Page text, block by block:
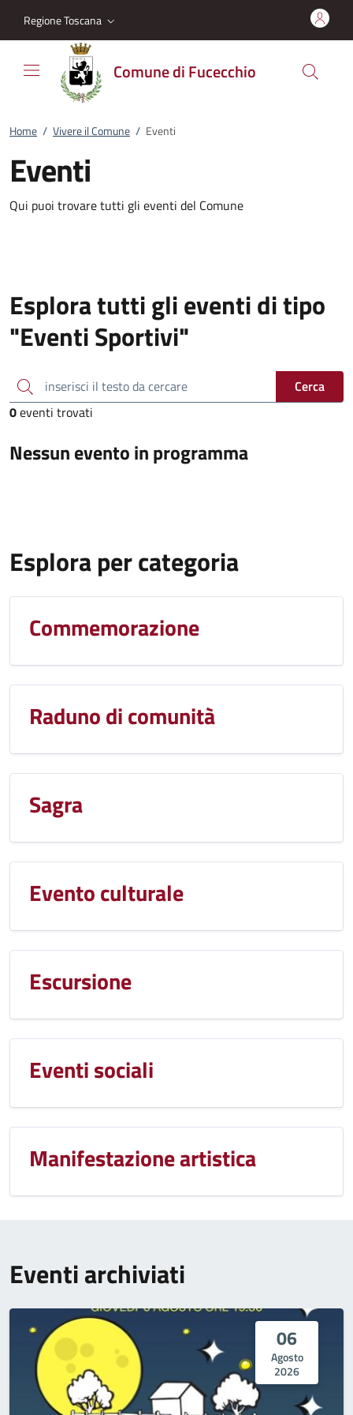
Regione Toscana
Comune di Fucecchio
Home / Vivere il Comune / Eventi
Eventi
Qui puoi trovare tutti gli eventi del Comune
Esplora tutti gli eventi di tipo
"Eventi Sportivi"
inserisci il testo da cercare
Cerca
0eventi trovati
Nessun evento in programma
Esplora per categoria
Commemorazione
Raduno di comunità
Sagra
Evento culturale
Escursione
Eventi sociali
Manifestazione artistica
Eventi archiviati
06
Agosto
2026